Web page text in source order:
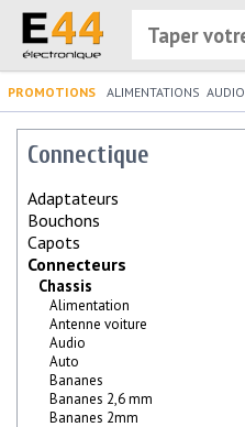
PROMOTIONS ALIMENTATIONS AUDIO
Connectique
Adaptateurs
Bouchons
Capots
Connecteurs
Chassis
Alimentation
Antenne voiture
Audio
Auto
Bananes
Bananes 2,6 mm
Bananes 2mm